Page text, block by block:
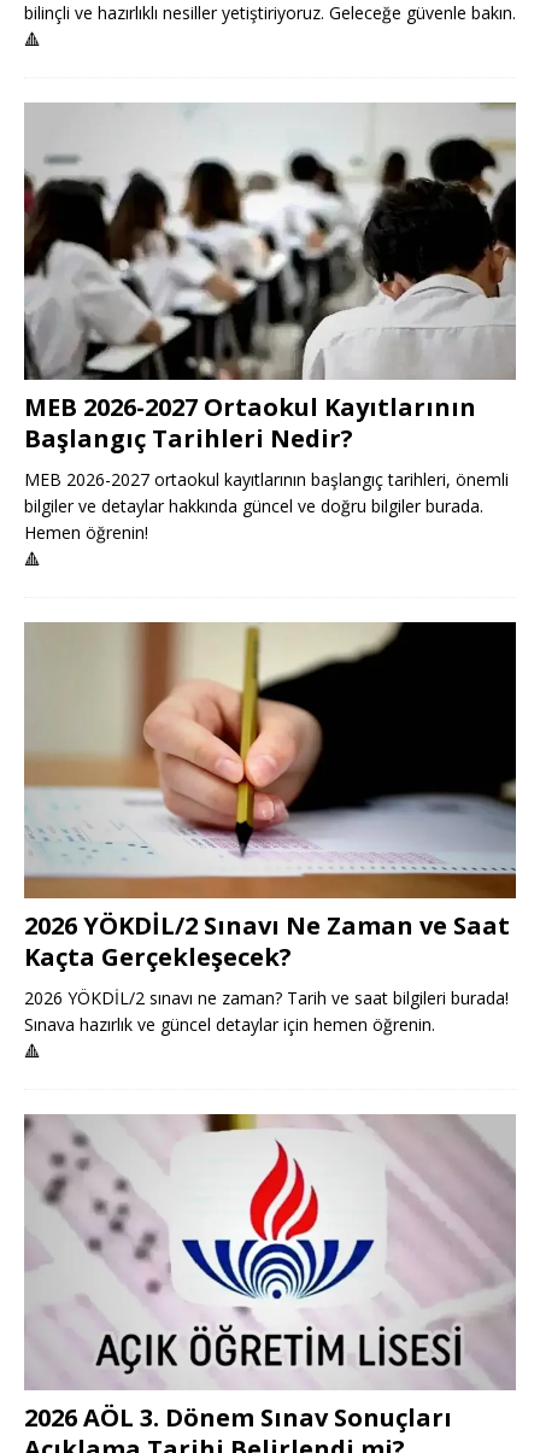
bilinçli ve hazırlıklı nesiller yetiştiriyoruz. Geleceğe güvenle bakın.
🔺
MEB 2026-2027 Ortaokul Kayıtlarının
Başlangıç Tarihleri Nedir?
MEB 2026-2027 ortaokul kayıtlarının başlangıç tarihleri, önemli
bilgiler ve detaylar hakkında güncel ve doğru bilgiler burada.
Hemen öğrenin!
🔺
2026 YÖKDİL/2 Sınavı Ne Zaman ve Saat
Kaçta Gerçekleşecek?
2026 YÖKDİL/2 sınavı ne zaman? Tarih ve saat bilgileri burada!
Sınava hazırlık ve güncel detaylar için hemen öğrenin.
🔺
2026 AÖL 3. Dönem Sınav Sonuçları